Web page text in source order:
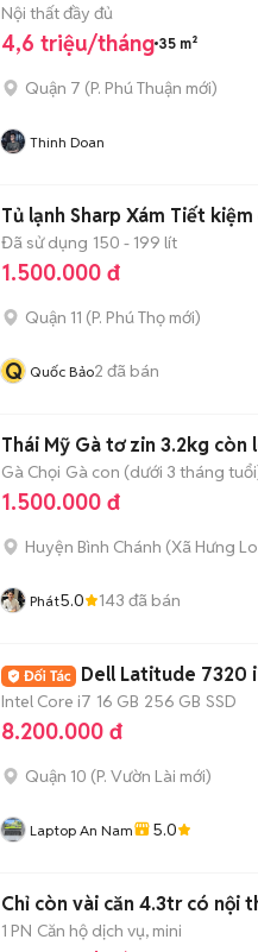
Nội thất đầy đủ
4,6 triệu/tháng 35 m²
Quận 7 (P. Phú Thuận mới)
Thinh Doan
Tủ lạnh Sharp Xám Tiết
Đã sử dụng 150 - 199 lít
1.500.000 đ
Quận 11 (P. Phú Thọ mới)
Q Quốc Bảo2 đã bán
Thái Mỹ Gà tơ zin 3.2kg còn
Gà Chọi Gà con (dưới 3 tháng
1.500.000 đ
Huyện Bình Chánh (Xã Hưng
Phát5.0 143 đã bán
Dell Latitude 7320
Intel Core i7 16 GB 256 GB SSD
8.200.000 đ
Quận 10 (P. Vườn Lài mới)
Laptop An Nam 5.0
Chỉ còn vài căn 4.3tr có nội
1 PN Căn hộ dịch vụ, mini